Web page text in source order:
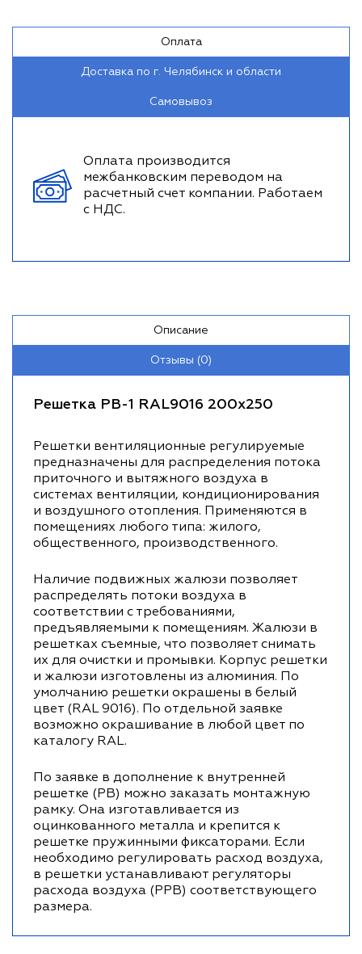
Оплата
Доставка по г. Челябинск и области
Самовывоз
Оплата производится
межбанковским переводом на
расчетный счет компании. Работаем
с НДС.
Описание
Отзывы (0)
Решетка РВ-1 RAL9016 200х250
Решетки вентиляционные регулируемые
предназначены для распределения потока
приточного и вытяжного воздуха в
системах вентиляции, кондиционирования
и воздушного отопления. Применяются в
помещениях любого типа: жилого,
общественного, производственного.
Наличие подвижных жалюзи позволяет
распределять потоки воздуха в
соответствии с требованиями,
предъявляемыми к помещениям. Жалюзи в
решетках съемные, что позволяет снимать
их для очистки и промывки. Корпус решетки
и жалюзи изготовлены из алюминия. По
умолчанию решетки окрашены в белый
цвет (RAL 9016). По отдельной заявке
возможно окрашивание в любой цвет по
каталогу RAL.
По заявке в дополнение к внутренней
решетке (РВ) можно заказать монтажную
рамку. Она изготавливается из
оцинкованного металла и крепится к
решетке пружинными фиксаторами. Если
необходимо регулировать расход воздуха,
в решетки устанавливают регуляторы
расхода воздуха (РРВ) соответствующего
размера.